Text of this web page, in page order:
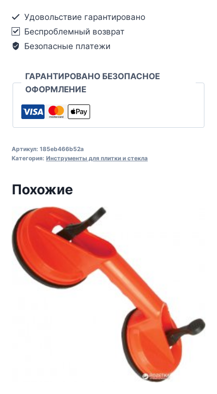
Удовольствие гарантировано
Беспроблемный возврат
Безопасные платежи
ГАРАНТИРОВАНО БЕЗОПАСНОЕ
ОФОРМЛЕНИЕ
Артикул: 185eb466b52a
Категория: Инструменты для плитки и стекла
Похожие